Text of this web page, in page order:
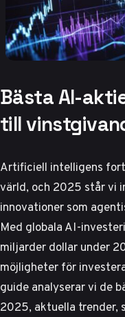
Bästa AI-
till
Artificiell intelligens
värld, och 2025 står vi
innovationer som
Med globala AI-
miljarder dollar under
möjligheter för
guide analyserar vi de
2025, aktuella trender,